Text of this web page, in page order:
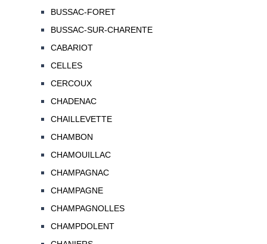
BUSSAC-FORET
BUSSAC-SUR-CHARENTE
CABARIOT
CELLES
CERCOUX
CHADENAC
CHAILLEVETTE
CHAMBON
CHAMOUILLAC
CHAMPAGNAC
CHAMPAGNE
CHAMPAGNOLLES
CHAMPDOLENT